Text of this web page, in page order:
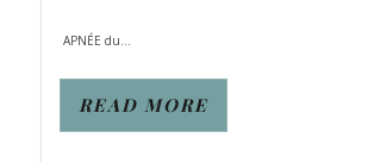
APNÉE du...
READ MORE